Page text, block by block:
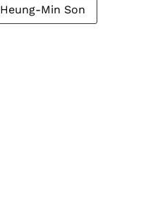
Heung-Min Son